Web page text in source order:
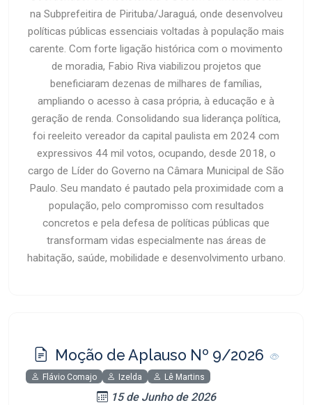
na Subprefeitira de Pirituba/Jaraguá, onde desenvolveu
políticas públicas essenciais voltadas à população mais
carente. Com forte ligação histórica com o movimento
de moradia, Fabio Riva viabilizou projetos que
beneficiaram dezenas de milhares de famílias,
ampliando o acesso à casa própria, à educação e à
geração de renda. Consolidando sua liderança política,
foi reeleito vereador da capital paulista em 2024 com
expressivos 44 mil votos, ocupando, desde 2018, o
cargo de Líder do Governo na Câmara Municipal de São
Paulo. Seu mandato é pautado pela proximidade com a
população, pelo compromisso com resultados
concretos e pela defesa de políticas públicas que
transformam vidas especialmente nas áreas de
habitação, saúde, mobilidade e desenvolvimento urbano.
Moção de Aplauso Nº 9/2026
Flávio Comajo Izelda Lê Martins
15 de Junho de 2026